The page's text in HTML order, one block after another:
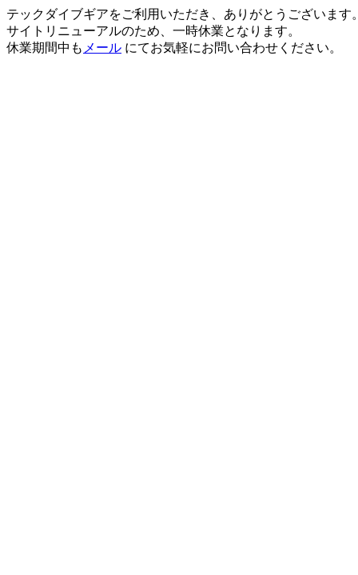
テックダイブギアをご利用いただき、ありがとうございます
サイトリニューアルのため、一時休業となります。
休業期間中も メール にてお気軽にお問い合わせください。